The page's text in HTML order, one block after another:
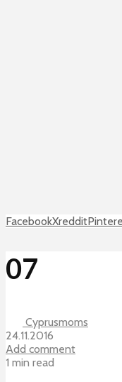
FacebookXreddit
07
Cyprusmoms
24.11.2016
Add comment
1 min read